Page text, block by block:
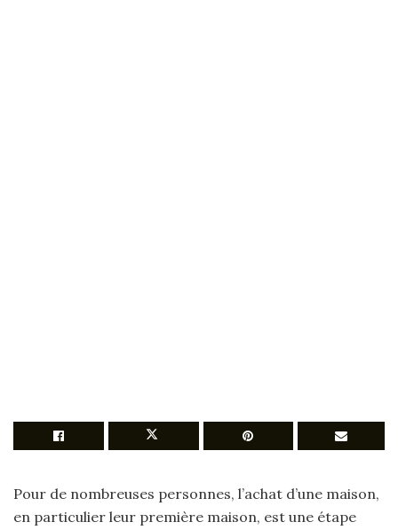
Pour de nombreuses personnes, l’achat d’une maison,
en particulier leur première maison, est une étape